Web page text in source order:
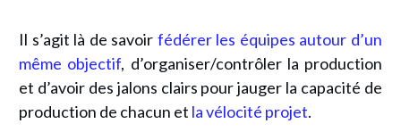
Il s’agit là de savoir fédérer les équipes autour d’un
même objectif, d’organiser/contrôler la production
et d’avoir des jalons clairs pour jauger la capacité de
production de chacun et la vélocité projet.